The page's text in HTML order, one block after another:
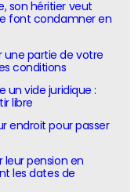
son héritier veut
font condamner en
une partie de votre
conditions
un vide juridique :
libre
endroit pour passer
leur pension en
les dates de